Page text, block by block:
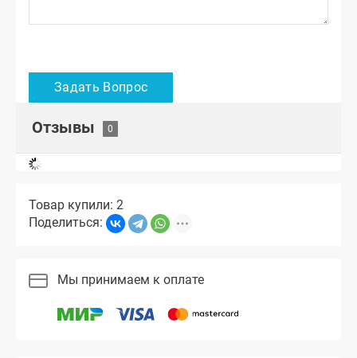
Отзывы
Товар купили: 2
Поделиться:
Мы принимаем к оплате